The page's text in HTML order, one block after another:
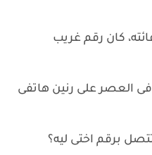
كان رقم غريب
العصر على رنين هاتفى
برقم اختى ليه؟